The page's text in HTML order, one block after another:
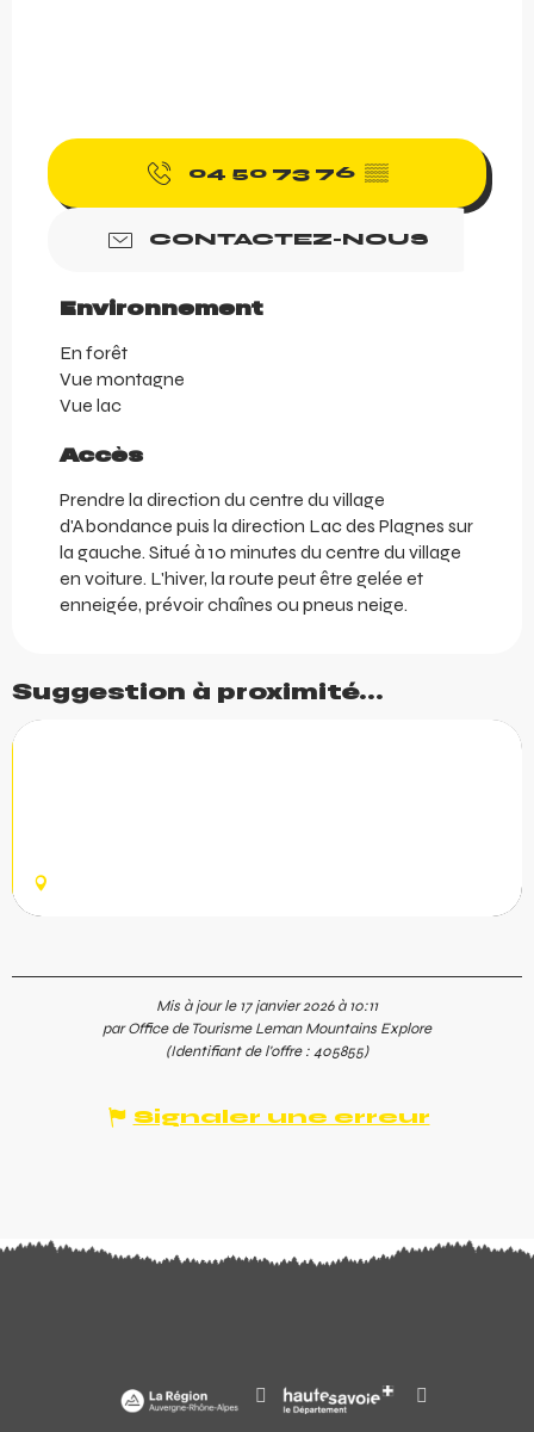
04 50 73 76 ▒▒
CONTACTEZ-NOUS
Environnement
Environnement
En forêt
Vue montagne
Vue lac
Accès
Accès
Prendre la direction du centre du village
d'Abondance puis la direction Lac des Plagnes sur
la gauche. Situé à 10 minutes du centre du village
en voiture. L'hiver, la route peut être gelée et
enneigée, prévoir chaînes ou pneus neige.
Suggestion à proximité...
Mis à jour le 17 janvier 2026 à 10:11
par Office de Tourisme Leman Mountains Explore
(Identifiant de l'offre :405855)
Signaler une erreur